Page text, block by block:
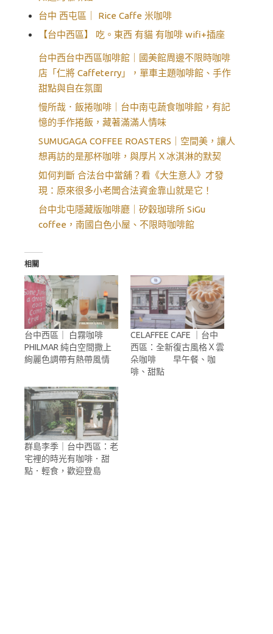
台中 西屯區｜ Rice Caffe 米咖啡
【台中西區】 吃。東西 有貓 有咖啡 wifi+插座
台中西台中西區咖啡館｜國美館周邊不限時咖啡
店「仁將 Caffeterry」，單車主題咖啡館、手作
甜點與自在氛圍
慢所哉．飯捲咖啡｜台中南屯蔬食咖啡館，有記
憶的手作捲飯，藏著滿滿人情味
SUMUGAGA COFFEE ROASTERS｜空間美，讓人
想再訪的是那杯咖啡，與厚片Ｘ冰淇淋的默契
如何判斷 合法台中當舖？看《大生意人》才發
現：原來很多小老闆合法資金靠山就是它！
台中北屯隱藏版咖啡廳｜矽穀珈琲所 SiGu
coffee，南國白色小屋、不限時咖啡館
相關
台中西區｜ 白霧咖啡
PHILMAR 純白空間撒上
絢麗色調帶有熱帶風情
CELAFFEE CAFE ｜台中
西區：全新復古風格Ｘ雲
朵咖啡 早午餐、咖
啡、甜點
群島李季｜台中西區：老
宅裡的時光有咖啡．甜
點．輕食，歡迎登島